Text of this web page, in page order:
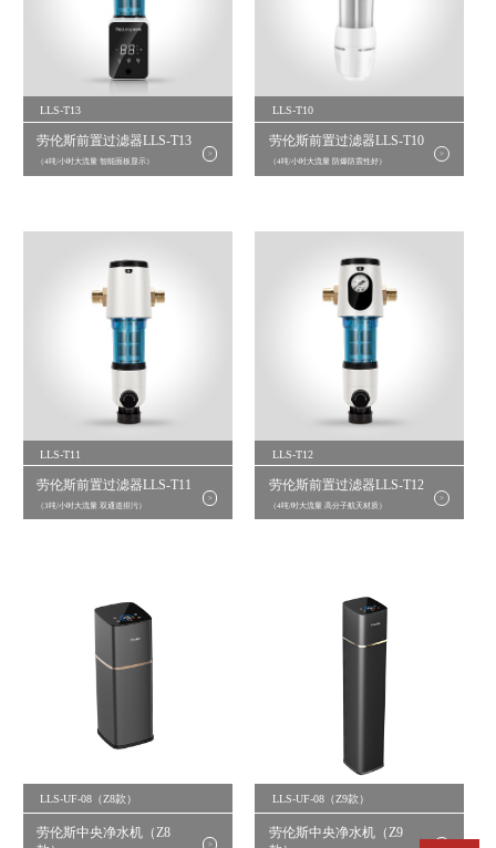
LLS-T13
劳伦斯前置过滤器LLS-T13
（4吨/小时大流量 智能面板显示）
>
LLS-T10
劳伦斯前置过滤器LLS-T10
（4吨/小时大流量 防爆防震性好）
>
LLS-T11
劳伦斯前置过滤器LLS-T11
（3吨/小时大流量 双通道排污）
>
LLS-T12
劳伦斯前置过滤器LLS-T12
（4吨/时大流量 高分子航天材质）
>
LLS-UF-08（Z8款）
劳伦斯中央净水机（Z8
>
LLS-UF-08（Z9款）
劳伦斯中央净水机（Z9